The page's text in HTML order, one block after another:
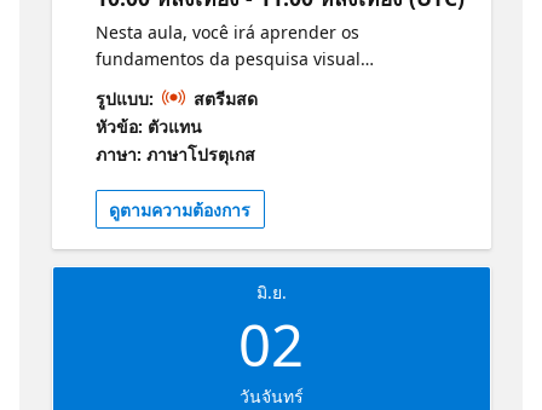
Nesta aula, você irá aprender os
fundamentos da pesquisa visual
computacional, incluindo técnicas de
processamento de imagens e
reconhecimento de padrões. Você aprenderá
como essas tecnologias são aplicadas em
áreas como segurança, saúde e
entretenimento. Você verá como a pesquisa
visual pode fazer a diferença no mundo e na
sua carreira. Informações e Guia de Estudos
para o Exame: Conceitos básicos da IA do
รูปแบบ:
สตรีมสด
หัวข้อ: ตัวแทน
ภาษา: ภาษาโปรตุเกส
ดูตามความต้องการ
มิ.ย.
02
วันจันทร์